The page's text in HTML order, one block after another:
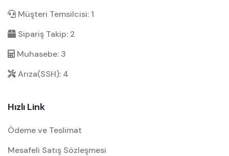
Müşteri Temsilcisi: 1
Sipariş Takip: 2
Muhasebe: 3
Arıza(SSH): 4
Hızlı Link
Ödeme ve Teslimat
Mesafeli Satış Sözleşmesi